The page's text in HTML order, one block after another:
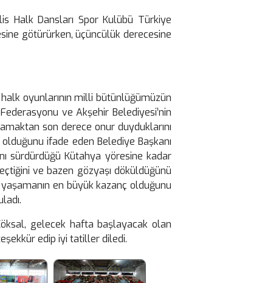
Halk Dansları Spor Kulübü Türkiye
götürürken, üçüncülük derecesine
oyunlarının milli bütünlüğümüzün
ve Akşehir Belediyesi’nin
son derece onur duyduklarını
ifade eden Belediye Başkanı
sürdürdüğü Kütahya yöresine kadar
ve bazen gözyaşı döküldüğünü
en büyük kazanç olduğunu
gelecek hafta başlayacak olan
edip iyi tatiller diledi.